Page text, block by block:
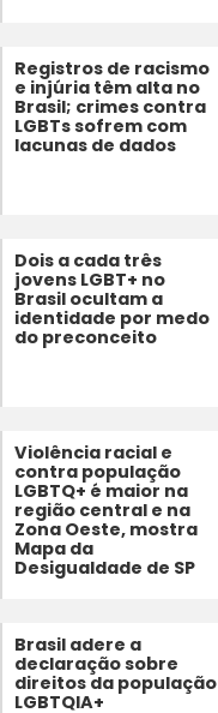
Registros de racismo
e injúria têm alta no
Brasil; crimes contra
LGBTs sofrem com
lacunas de dados
Dois a cada três
jovens LGBT+ no
Brasil ocultam a
identidade por medo
do preconceito
Violência racial e
contra população
LGBTQ+ é maior na
região central e na
Zona Oeste, mostra
Mapa da
Desigualdade de SP
Brasil adere a
declaração sobre
direitos da população
LGBTQIA+